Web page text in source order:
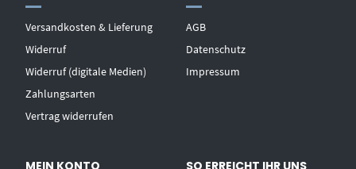
Versandkosten & Lieferung
Widerruf
Widerruf (digitale Medien)
Zahlungsarten
Vertrag widerrufen
AGB
Datenschutz
Impressum